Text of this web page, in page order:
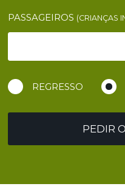
PASSAGEIROS (CRIANÇAS
REGRESSO
PEDIR